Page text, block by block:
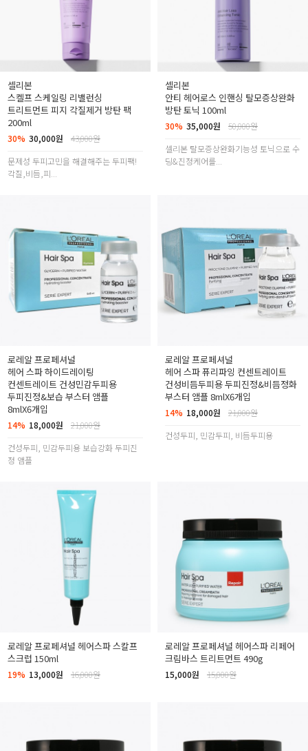
셀리본
스켈프 스케일링 리밸런싱
트리트먼트 피지 각질제거 방탄 팩
200ml
30% 30,000원
43,000원
문제성 두피고민을 해결해주는 두피팩!
각질,비듬,피...
셀리본
안티 헤어로스 인핸싱 탈모증상완화
방탄 토닉 100ml
30% 35,000원
50,000원
셀리본 탈모증상완화기능성 토닉으로 수
딩&진정케어를...
로레알 프로페셔널
헤어 스파 하이드레이팅
컨센트레이트 건성민감두피용
두피진정&보습 부스터 앰플
8mlX6개입
14% 18,000원
21,000원
건성두피, 민감두피용 보습강화 두피진
정 앰플
로레알 프로페셔널
헤어 스파 퓨리파잉 컨센트레이트
건성비듬두피용 두피진정&비듬정화
부스터 앰플 8mlX6개입
14% 18,000원
21,000원
건성두피, 민감두피, 비듬두피용
로레알 프로페셔널 헤어스파 스칼프
스크럽 150ml
19% 13,000원 16,000원
로레알 프로페셔널 헤어스파 리페어
크림바스 트리트먼트 490g
15,000원 15,000원